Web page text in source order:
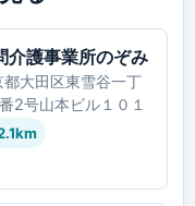
介護事業所のぞみ
都大田区東雪谷一丁
2号山本ビル１０１